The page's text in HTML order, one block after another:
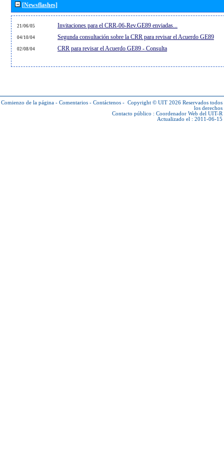
[Newsflashes]
21/06/05 Invitaciones para el CRR-06-Rev.GE89 enviadas...
04/10/04 Segunda consultación sobre la CRR para revisar el Acuerdo GE89
02/08/04 CRR para revisar el Acuerdo GE89 - Consulta
Comienzo de la página - Comentarios - Contáctenos - Copyright © UIT 2026 Reservados todos
los derechos
Contacto público : Coordenador Web del UIT-R
Actualizado el : 2011-06-15